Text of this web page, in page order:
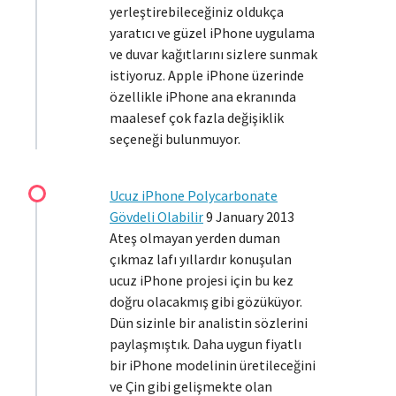
yerleştirebileceğiniz oldukça
yaratıcı ve güzel iPhone uygulama
ve duvar kağıtlarını sizlere sunmak
istiyoruz. Apple iPhone üzerinde
özellikle iPhone ana ekranında
maalesef çok fazla değişiklik
seçeneği bulunmuyor.
Ucuz iPhone Polycarbonate
Gövdeli Olabilir9 January 2013
Ateş olmayan yerden duman
çıkmaz lafı yıllardır konuşulan
ucuz iPhone projesi için bu kez
doğru olacakmış gibi gözüküyor.
Dün sizinle bir analistin sözlerini
paylaşmıştık. Daha uygun fiyatlı
bir iPhone modelinin üretileceğini
ve Çin gibi gelişmekte olan